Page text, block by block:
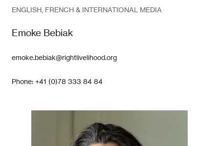
ENGLISH, FRENCH & INTERNATIONAL MEDIA
Emoke Bebiak
emoke.bebiak@rightlivelihood.org
Phone: +41 (0)78 333 84 84